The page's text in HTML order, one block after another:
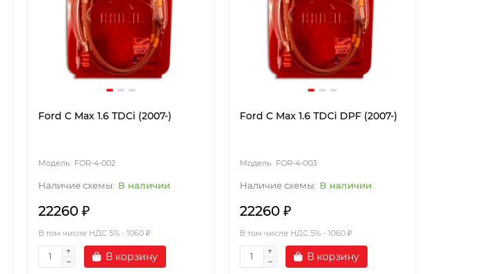
Ford C Max 1.6 TDCi (2007-)
FOR-4-002
В наличии
22260 ₽
В том числе НДС 5% - 1060 ₽
В корзину
Ford C Max 1.6 TDCi DPF (2007-)
FOR-4-003
В наличии
22260 ₽
В том числе НДС 5% - 1060 ₽
В корзину